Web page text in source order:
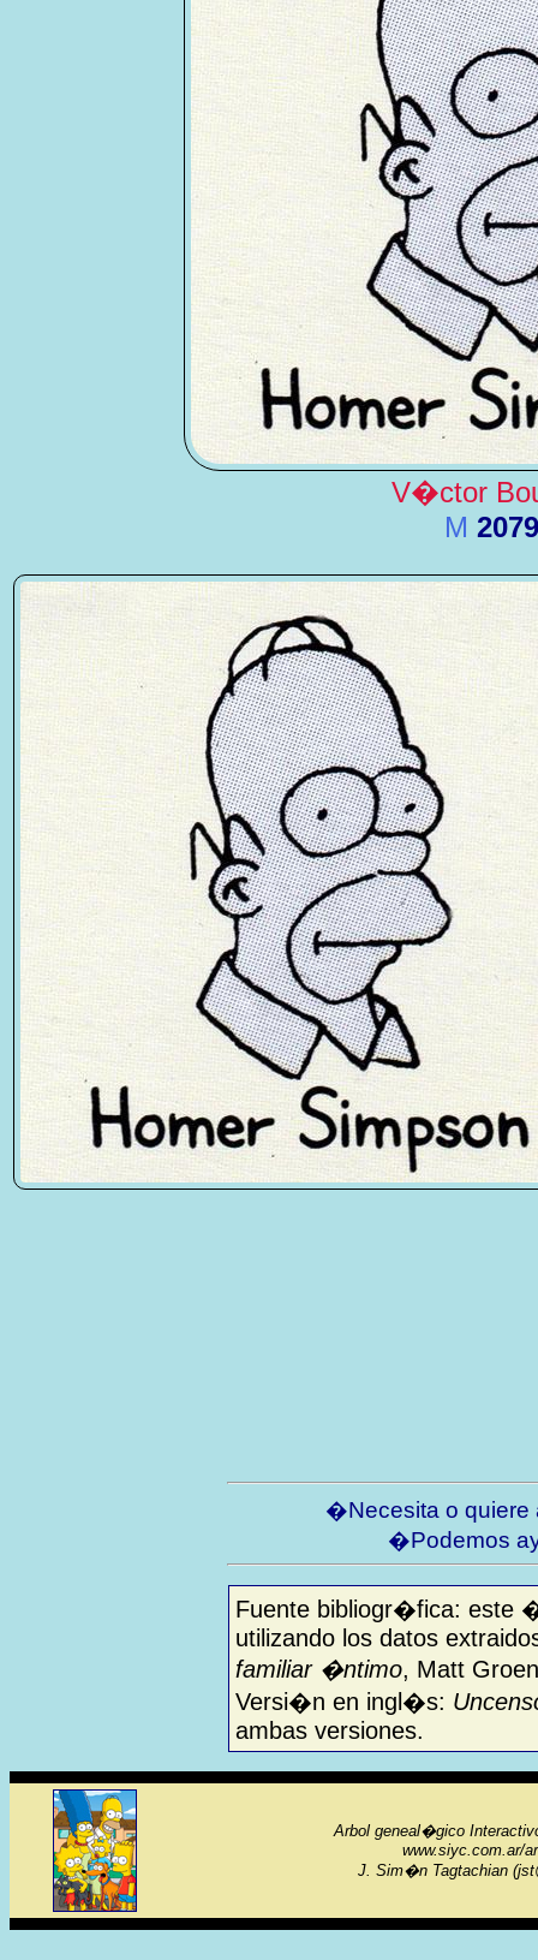
V�ctor
M 2079
�Necesita o
�Podemos
Fuente bibliogr�fica: este
utilizando los datos
familiar �ntimo, Matt
Versi�n en ingl�s:
ambas versiones.
Arbol geneal�gico
www.siyc.com.ar/
J. Sim�n Tagtachian